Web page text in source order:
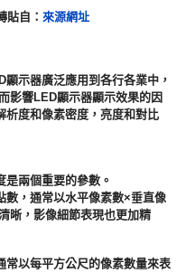
貼自： 來源網址
示器廣泛應用到各行各業中，
影響LED顯示器顯示效果的因
析度和像素密度，亮度和對比
兩個重要的參數。
數，通常以水平像素數×垂直像
晰，影像細節表現也更加精
常以每平方公尺的像素數量來表